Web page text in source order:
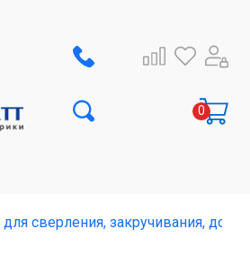
сверления, закручивания,